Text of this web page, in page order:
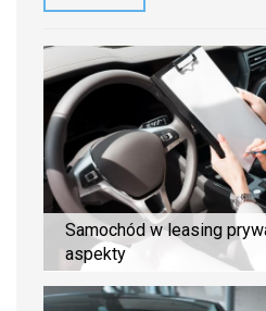
Samochód w leasing
aspekty